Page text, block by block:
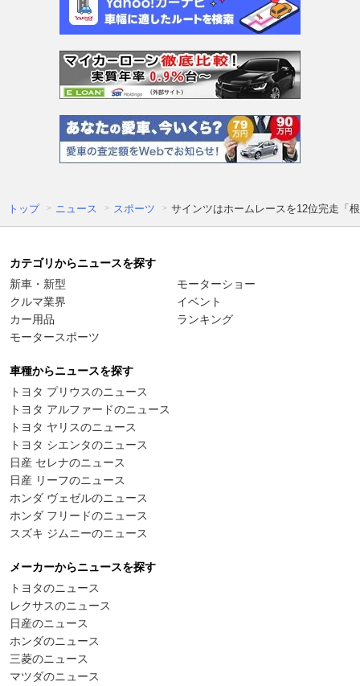
トップ ニュース スポーツ サインツはホームレースを12位完走「
カテゴリからニュースを探す
新車・新型
クルマ業界
カー用品
モータースポーツ
モーターショー
イベント
ランキング
車種からニュースを探す
トヨタ プリウスのニュース
トヨタ アルファードのニュース
トヨタ ヤリスのニュース
トヨタ シエンタのニュース
日産 セレナのニュース
日産 リーフのニュース
ホンダ ヴェゼルのニュース
ホンダ フリードのニュース
スズキ ジムニーのニュース
メーカーからニュースを探す
トヨタのニュース
レクサスのニュース
日産のニュース
ホンダのニュース
三菱のニュース
マツダのニュース